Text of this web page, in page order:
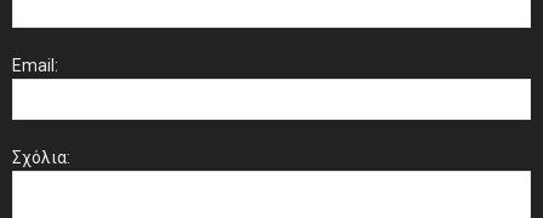
Email:
Σχόλια: